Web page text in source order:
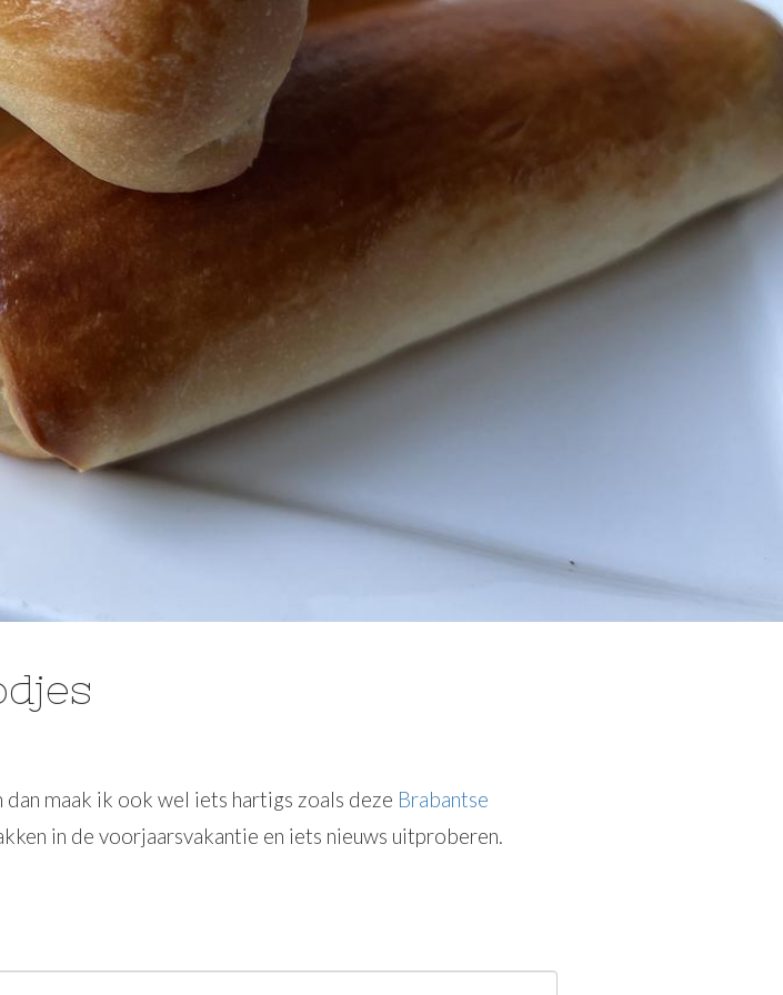
maak ik ook wel iets hartigs zoals deze Brabantse
in de voorjaarsvakantie en iets nieuws uitproberen.